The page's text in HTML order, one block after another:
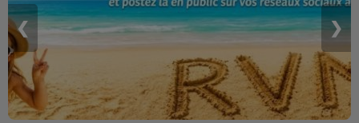
❮ ❯